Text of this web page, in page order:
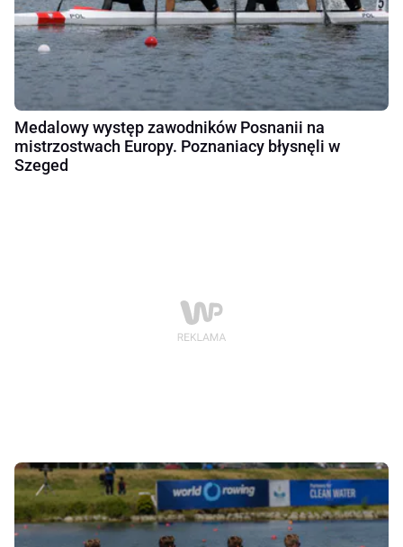
Medalowy występ zawodników Posnanii na
mistrzostwach Europy. Poznaniacy błysnęli w
Szeged